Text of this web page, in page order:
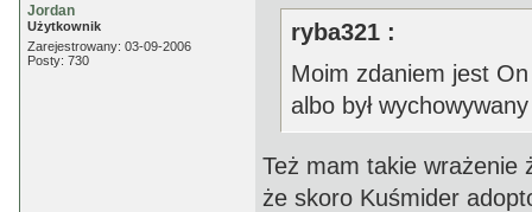
Jordan
Użytkownik
Zarejestrowany: 03-09-2006
Posty: 730
ryba321 :
Moim zdaniem jest
albo był
Też mam takie wrażenie
że skoro Kuśmider